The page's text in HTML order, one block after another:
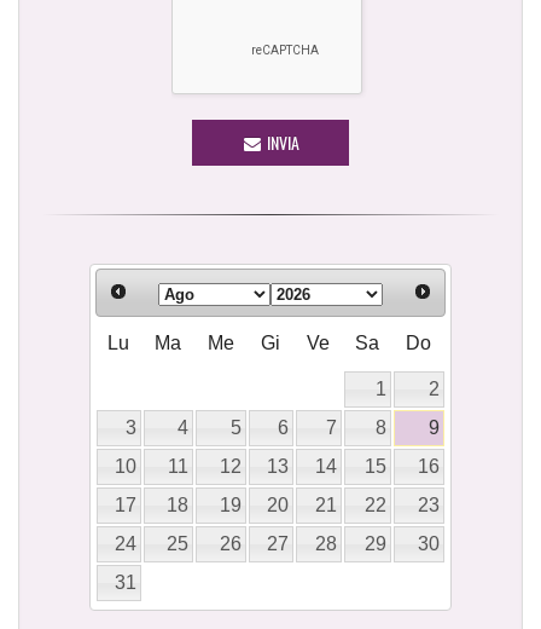
INVIA
Lu Ma Me Gi Ve Sa Do
1
2
3
4 5 6 7 8
9
10
11 12 13 14 15
16
17
18 19 20 21 22
23
24
25 26 27 28 29
30
31